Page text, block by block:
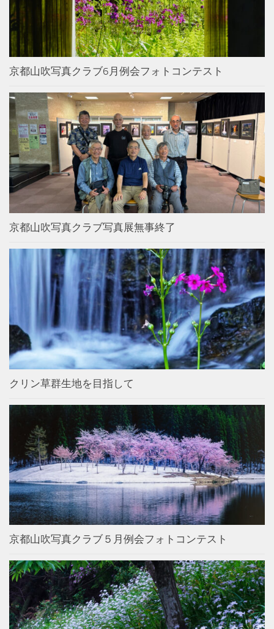
京都山吹写真クラブ6月例会フォトコンテスト
京都山吹写真クラブ写真展無事終了
クリン草群生地を目指して
京都山吹写真クラブ５月例会フォトコンテスト